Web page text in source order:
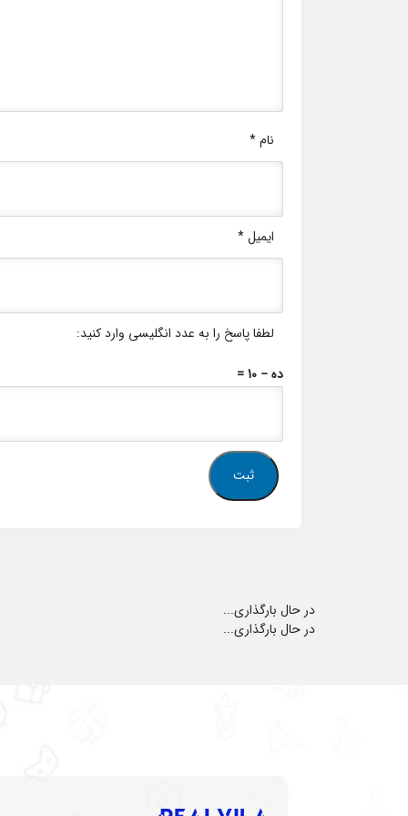
نام*
ایمیل*
لطفا پاسخ را به عدد انگلیسی وارد کنید:
ده − 10 =
در حال بارگذاری...
در حال بارگذاری...